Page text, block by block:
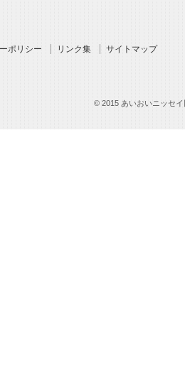
ポリシー リンク集 サイトマップ
© 2015 あいおいニッセ